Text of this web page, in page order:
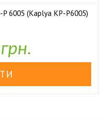
6005 (Kaplya KP-P6005)